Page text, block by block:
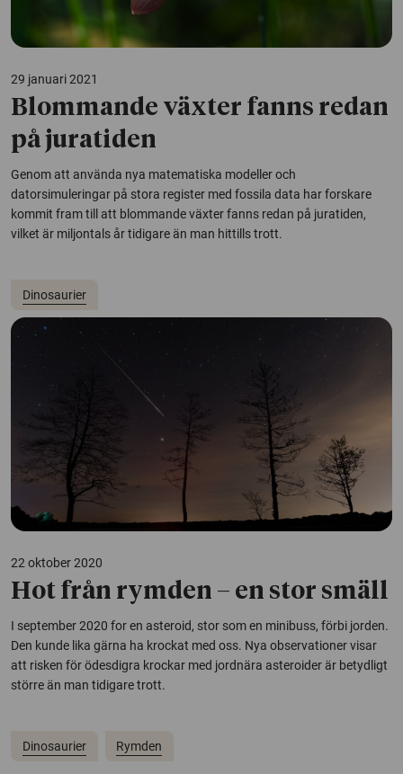
29 januari 2021
Blommande växter fanns redan
på juratiden
Genom att använda nya matematiska modeller och
datorsimuleringar på stora register med fossila data har forskare
kommit fram till att blommande växter fanns redan på juratiden,
vilket är miljontals år tidigare än man hittills trott.
Dinosaurier
22 oktober 2020
Hot från rymden – en stor smäll
I september 2020 for en asteroid, stor som en minibuss, förbi jorden.
Den kunde lika gärna ha krockat med oss. Nya observationer visar
att risken för ödesdigra krockar med jordnära asteroider är betydligt
större än man tidigare trott.
Dinosaurier Rymden